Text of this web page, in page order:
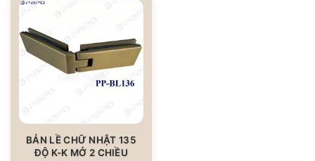
BẢN LỀ CHỮ NHẬT 135
ĐỘ K-K MỞ 2 CHIỀU